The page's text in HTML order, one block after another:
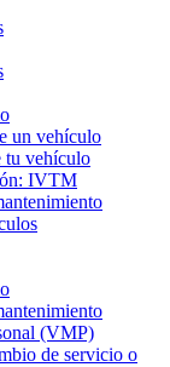
un vehículo
tu vehículo
IVTM
(VMP)
de servicio o